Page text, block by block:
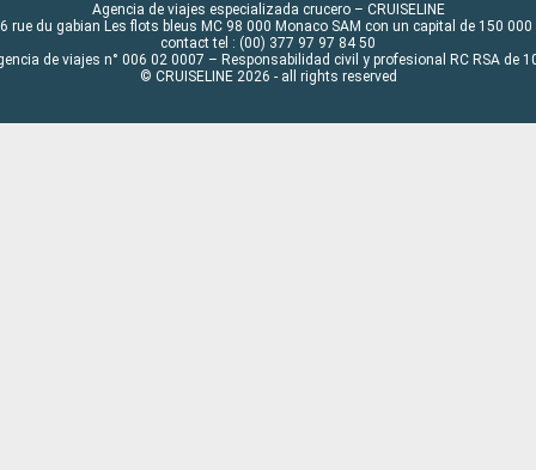
Agencia de viajes especializada crucero – CRUISELINE
rue du gabian Les flots bleus MC 98 000 Monaco SAM con un capital de 150 000
contact tel : (00) 377 97 97 84 50
de viajes n° 006 02 0007 – Responsabilidad civil y profesional RC RSA de
© CRUISELINE 2026 - all rights reserved